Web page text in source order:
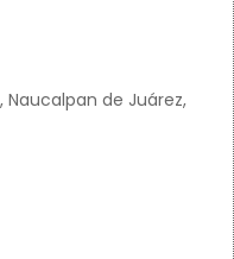
Naucalpan de Juárez,